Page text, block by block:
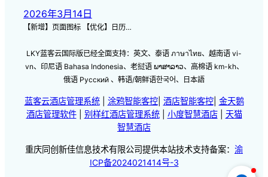
2026年3月14日
【新增】页面图标 【优化】日历…
LKY蓝客云国际版已经全面支持：英文、泰语 ภาษาไทย、越南语 vi-
vn、印尼语 Bahasa Indonesia、老挝语 ພາສາລາວ、高棉语 km-kh、
俄语 Русский 、韩语/朝鲜语한국어、日本語
蓝客云酒店管理系统| 涂鸦智能客控| 酒店智能客控| 金天鹅
酒店管理软件| 别样红酒店管理系统| 小度智慧酒店| 天猫
智慧酒店
重庆同创新佳信息技术有限公司提供本站技术支持备案： 渝
ICP备2024021414号-3